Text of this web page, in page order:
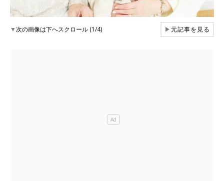
▼次の画像は下へスクロール (1/4) ▶元記事を見る